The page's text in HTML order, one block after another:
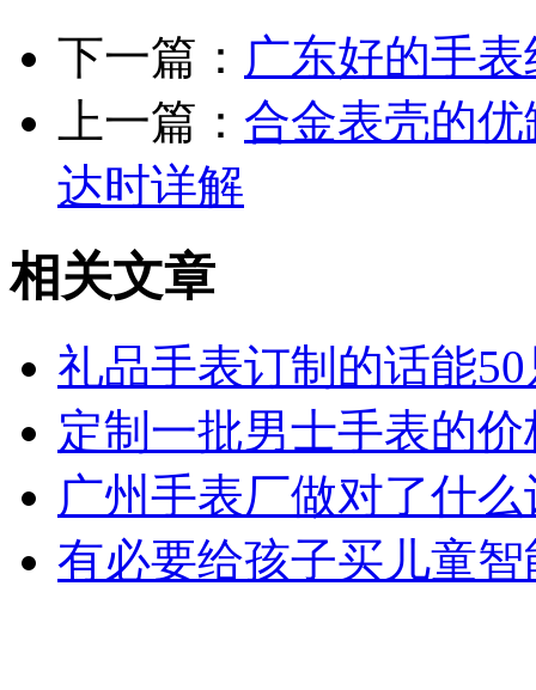
下一篇： 广东好的手
上一篇： 合金表壳的
达时详解
相关文章
礼品手表订制的话能
定制一批男士手表的
广州手表厂做对了什
有必要给孩子买儿童